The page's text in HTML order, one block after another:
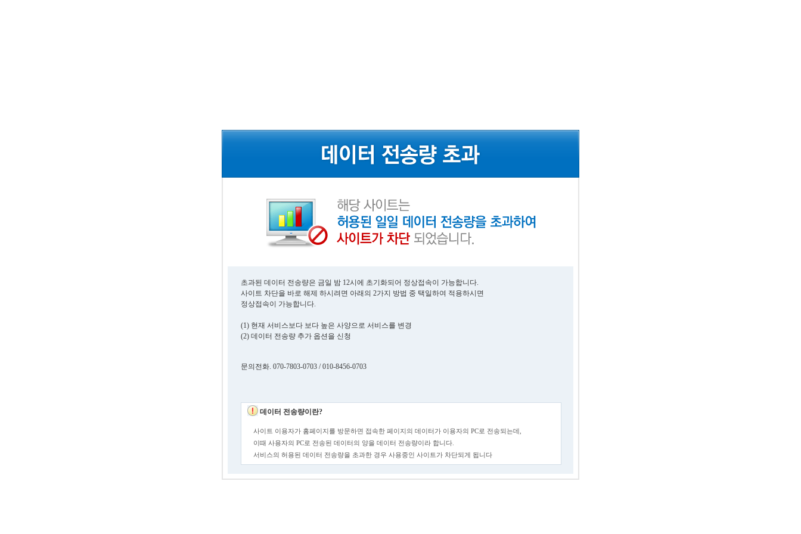
초과된 데이터 전송량은 금일 밤 12시에 초기화되어 정상접속이 가능합니다.
사이트 차단을 바로 해제 하시려면 아래의 2가지 방법 중 택일하여 적용하시면
정상접속이 가능합니다.
(1) 현재 서비스보다 보다 높은 사양으로 서비스를 변경
(2) 데이터 전송량 추가 옵션을 신청
문의전화. 070-7803-0703 / 010-8456-0703
데이터 전송량이란?
사이트 이용자가 홈페이지를 방문하면 접속한 페이지의 데이터가 이용자의 PC로 전송되는데,
이때 사용자의 PC로 전송된 데이터의 양을 데이터 전송량이라 합니다.
서비스의 허용된 데이터 전송량을 초과한 경우 사용중인 사이트가 차단되게 됩니다